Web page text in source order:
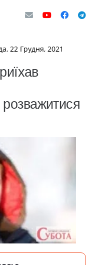
22 Грудня, 2021